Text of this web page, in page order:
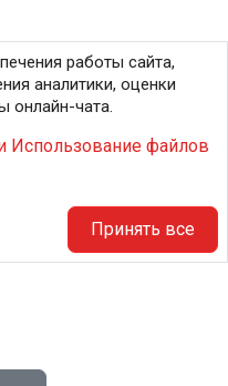
работы сайта,
аналитики, оценки
онлайн-чата.
Использование файлов
Принять все